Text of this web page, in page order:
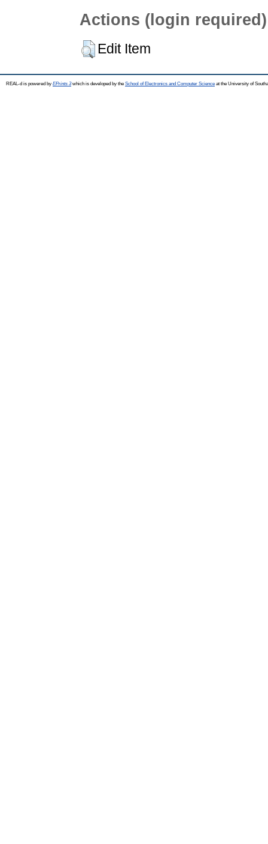
Actions (login required)
Edit Item
REAL-d is powered by EPrints 3which is developed by the School of Electronics and Computer Science at the University of